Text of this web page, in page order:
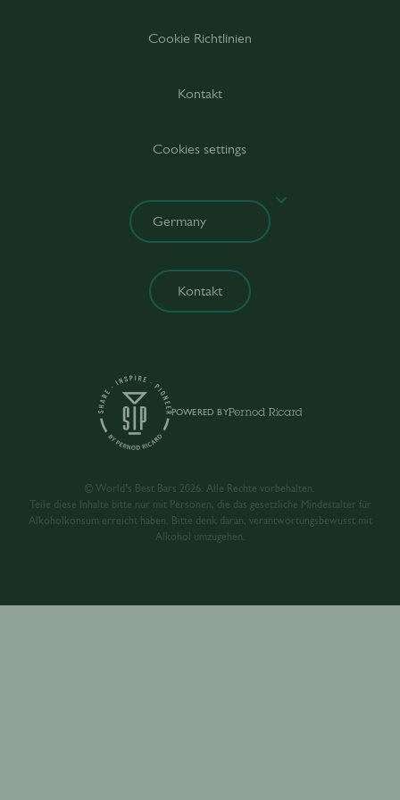
POWERED BY
Cookie Richtlinien
Kontakt
Cookies settings
Kontakt
© World’s Best Bars 2026. Alle Rechte vorbehalten.
Teile diese Inhalte bitte nur mit Personen, die das gesetzliche Mindestalter für
Alkoholkonsum erreicht haben. Bitte denk daran, verantwortungsbewusst mit
Alkohol umzugehen.